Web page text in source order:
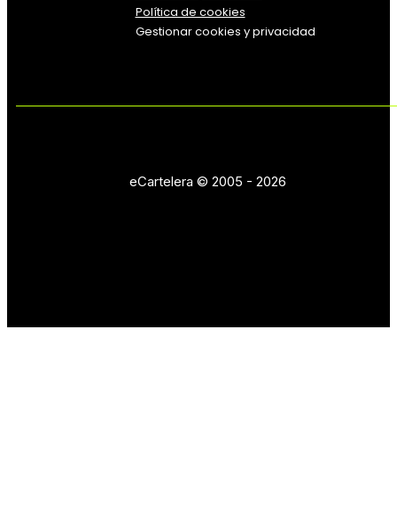
Política de cookies
Gestionar cookies y privacidad
eCartelera © 2005 - 2026